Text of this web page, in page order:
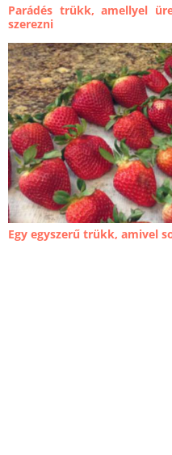
Parádés trükk, amellyel
szerezni
Egy egyszerű trükk, amivel